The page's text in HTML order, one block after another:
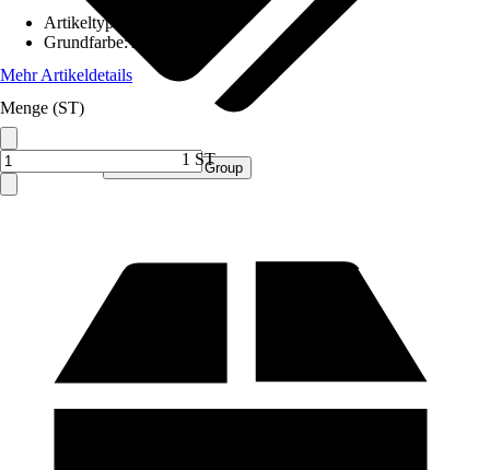
Verkauf durch: Procommerce Group
Artikeltyp
Grundfarbe:Anthrazit
Mehr Artikeldetails
Menge (ST)
1 ST